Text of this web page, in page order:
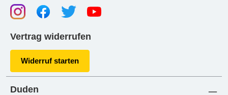
Vertrag widerrufen
Widerruf starten
Duden